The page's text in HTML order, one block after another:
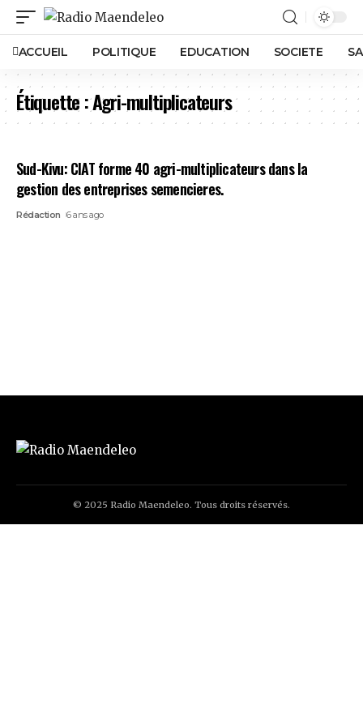
ACCUEIL POLITIQUE EDUCATION SOCIETE
Étiquette :Agri-multiplicateurs
Sud-Kivu: CIAT forme 40 agri-multiplicateurs dans la
gestion des entreprises semencieres.
Rédaction 6 ans ago
© 2025 Radio Maendeleo. Tous droits réservés.